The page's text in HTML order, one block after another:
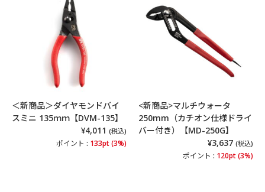
＜新商品＞ダイヤモンドバイ
スミニ 135ｍｍ【DVM-135】
¥4,011 (税込)
ポイント : 133pt (3%)
<新商品>マルチウォータ
250mm（カチオン仕様ドライ
バー付き）【MD-250G】
¥3,637 (税込)
ポイント : 120pt (3%)